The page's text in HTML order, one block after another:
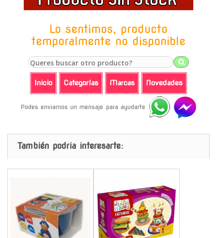
Lo sentimos, producto
temporalmente no disponible
Inicio Categorías Marcas Novedades
Podes enviarnos un mensaje para ayudarte
También podria interesarte: